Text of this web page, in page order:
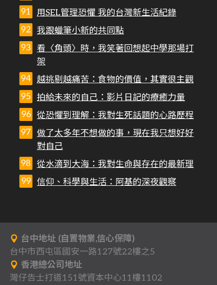
用SEL管理恐懼 我的台灣新生活紀錄
我跟蠟筆小新的共同點
看〈角頭〉時，我笑著回想起中學那場打
架
越挑剔越痛苦：食物的價值，其實很主觀
拍給未來的自己：影片日記的療癒力量
從恐懼到理解：我對生死話題的心路歷程
做了太多年不想做的事，現在我只想好好
對自己
從水滴到大海：我對生命與存在的最新理
信仰、科學與生活：阿基的深夜觀察
台中地址 (自置物業,信心保障)
台中市西屯區國安一路127號22樓之5
香港總公司地址
灣仔告士打道151號資本中心11樓1102